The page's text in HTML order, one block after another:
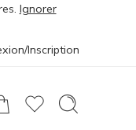
Ignorer
Inscription